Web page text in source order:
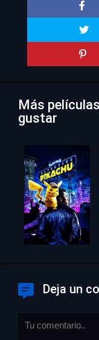
Más
gustar
Deja un